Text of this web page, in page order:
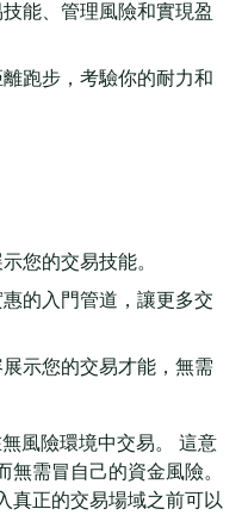
能、管理風險和實現盈
跑步，考驗你的耐力和
您的交易技能。
的入門管道，讓更多交
示您的交易才能，無需
風險環境中交易。 這意
需冒自己的資金風險。
真正的交易場域之前可以